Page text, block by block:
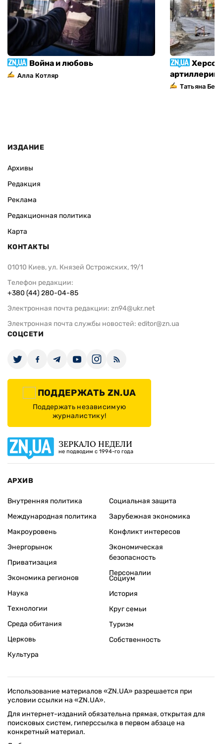
Война и любовь
Алла Котляр
Татьяна
ИЗДАНИЕ
Архивы
Редакция
Реклама
Редакционная политика
Карта
КОНТАКТЫ
01010 Киев, ул. Князей Острожских, 19/1
Телефон редакции:
+380 (44) 280-04-85
Электронная почта редакции: zn94@ukr.net
Электронная почта службы новостей: editor@zn.ua
СОЦСЕТИ
ПОДДЕРЖАТЬ ZN.UA
Поддержать независимую
журналистику!
ЗЕРКАЛО НЕДЕЛИ
не подводим с 1994-го года
АРХИВ
Внутренняя политика
Международная политика
Макроуровень
Энергорынок
Приватизация
Экономика регионов
Социальная защита
Зарубежная экономика
Конфликт интересов
Экономическая
безопасность
Персоналии
Наука
Технологии
Среда обитания
Церковь
Культура
Социум
История
Круг семьи
Туризм
Собственность
Использование материалов «ZN.UA» разрешается при
условии ссылки на «ZN.UA».
Для интернет-изданий обязательна прямая, открытая для
поисковых систем, гиперссылка в первом абзаце на
конкретный материал.